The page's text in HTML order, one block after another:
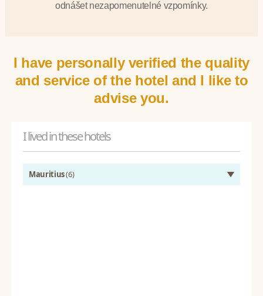
odnášet nezapomenutelné vzpomínky.
I have personally verified the quality
and service of the hotel and I like to
advise you.
I lived in these hotels
Mauritius(6)